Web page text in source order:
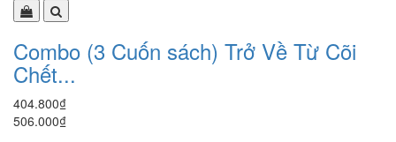
Combo (3 Cuốn sách) Trở Về Từ Cõi
Chết...
404.800₫
506.000₫